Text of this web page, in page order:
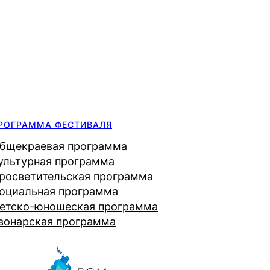
ФЕСТИВАЛЯ
программа
программа
программа
программа
юношеская программа
программа